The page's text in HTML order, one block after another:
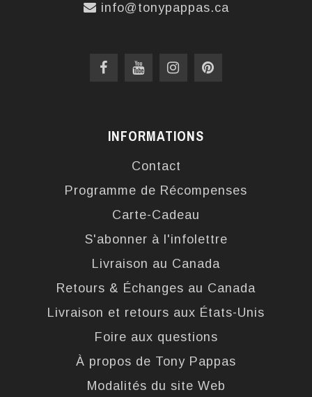
info@tonypappas.ca
INFORMATIONS
Contact
Programme de Récompenses
Carte-Cadeau
S'abonner à l'infolettre
Livraison au Canada
Retours & Échanges au Canada
Livraison et retours aux États-Unis
Foire aux questions
À propos de Tony Pappas
Modalités du site Web